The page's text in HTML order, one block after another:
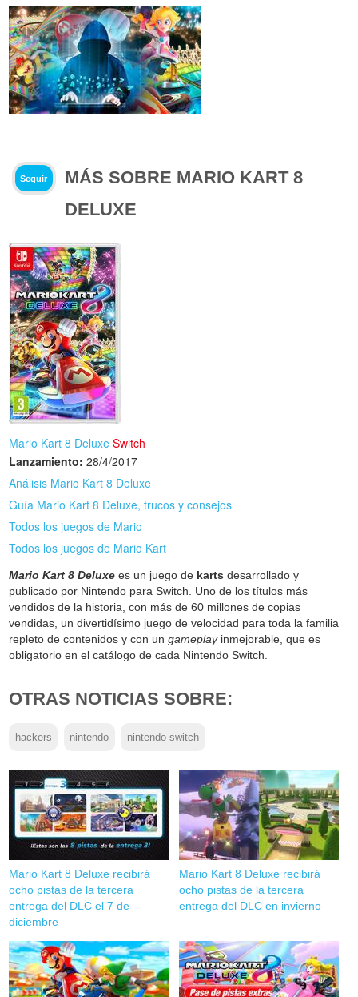
Seguir
MÁS SOBRE MARIO KART 8
DELUXE
Mario Kart 8 Deluxe Switch
Lanzamiento: 28/4/2017
Análisis Mario Kart 8 Deluxe
Guía Mario Kart 8 Deluxe, trucos y consejos
Todos los juegos de Mario
Todos los juegos de Mario Kart
Mario Kart 8 Deluxe es un juego de karts desarrollado y
publicado por Nintendo para Switch. Uno de los títulos más
vendidos de la historia, con más de 60 millones de copias
vendidas, un divertidísimo juego de velocidad para toda la familia
repleto de contenidos y con ungameplayinmejorable, que es
obligatorio en el catálogo de cada Nintendo Switch.
OTRAS NOTICIAS SOBRE:
hackers nintendo nintendo switch
Mario Kart 8 Deluxe recibirá
ocho pistas de la tercera
entrega del DLC el 7 de
diciembre
Mario Kart 8 Deluxe recibirá
ocho pistas de la tercera
entrega del DLC en invierno